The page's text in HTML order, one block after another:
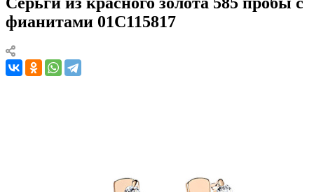
фианитами 01С115817